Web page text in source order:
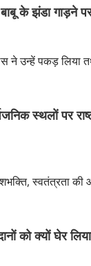
के झंडा गाड़ने
ने उन्हें पकड़ लिया
स्थलों पर
स्वतंत्रता
को क्यों घेर